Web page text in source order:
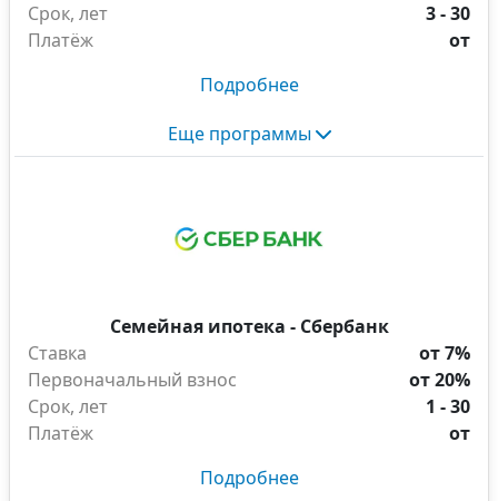
Срок, лет
3 - 30
Платёж
от
Подробнее
Еще программы
Семейная ипотека - Сбербанк
Ставка
от 7%
Первоначальный взнос
от 20%
Срок, лет
1 - 30
Платёж
от
Подробнее